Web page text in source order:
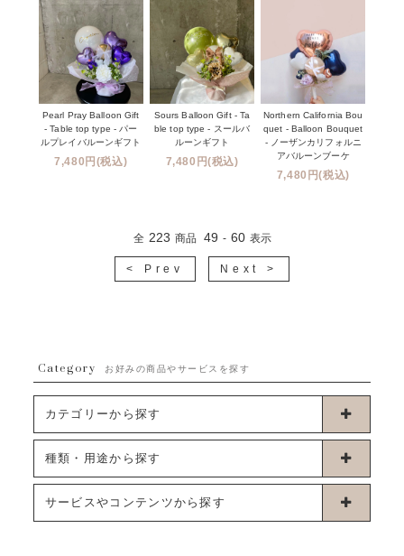
Pearl Pray Balloon Gift
- Table top type - パー
ルプレイバルーンギフト
7,480円(税込)
Sours Balloon Gift - Ta
ble top type - スールバ
ルーンギフト
7,480円(税込)
Northern California Bou
quet - Balloon Bouquet
- ノーザンカリフォルニ
アバルーンブーケ
7,480円(税込)
全 223 商品 49 - 60 表示
< Prev Next >
Category お好みの商品やサービスを探す
カテゴリーから探す
卓上タイプバルーン
ブーケタイプバルーン
種類・用途から探す
お誕生日
サービスやコンテンツから探す